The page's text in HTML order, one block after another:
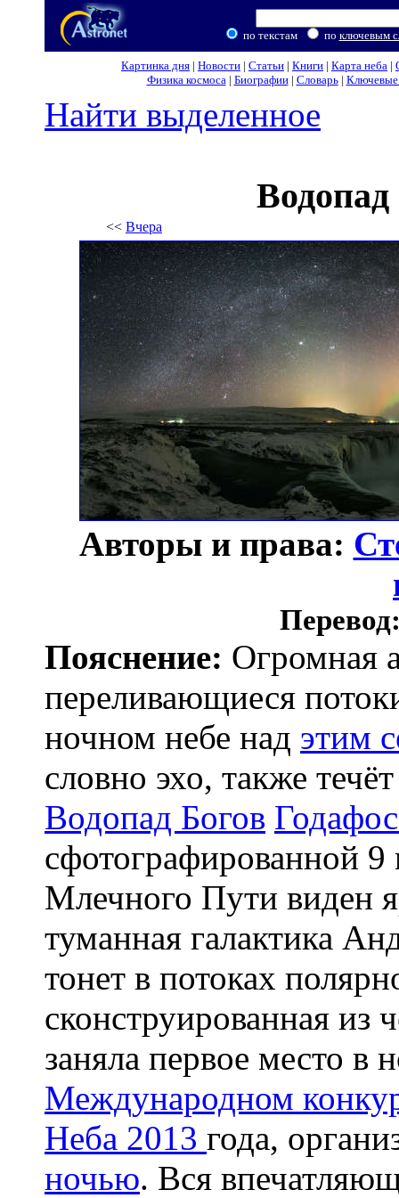
по текстам по ключевым
Картинка дня | Новости | Статьи | Книги | Карта неба |
Физика космоса| Биографии| Словарь| Ключевые
Найти выделенное
<< Вчера
Авторы и права:
Пояснение: Огромная
переливающиеся
ночном небе над этим
словно эхо, также
Водопад Богов
сфотографированной
Млечного Пути виден
туманная галактика
тонет в потоках
сконструированная из
заняла первое место
Международном
Неба 2013 года,
ночью. Вся